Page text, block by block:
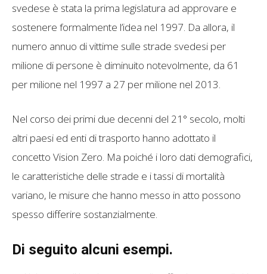
svedese è stata la prima legislatura ad approvare e
sostenere formalmente l’idea nel 1997. Da allora, il
numero annuo di vittime sulle strade svedesi per
milione di persone è diminuito notevolmente, da 61
per milione nel 1997 a 27 per milione nel 2013.
Nel corso dei primi due decenni del 21° secolo, molti
altri paesi ed enti di trasporto hanno adottato il
concetto Vision Zero. Ma poiché i loro dati demografici,
le caratteristiche delle strade e i tassi di mortalità
variano, le misure che hanno messo in atto possono
spesso differire sostanzialmente.
Di seguito alcuni esempi.